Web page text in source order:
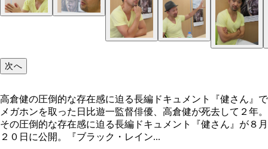
次へ
高倉健の圧倒的な存在感に迫る長編ドキュメント『健さん』で
メガホンを取った日比遊一監督俳優、高倉健が死去して２年。
その圧倒的な存在感に迫る長編ドキュメント『健さん』が８月
２０日に公開。『ブラック・レイン...